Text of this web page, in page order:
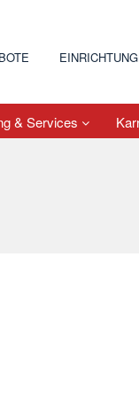
& Services